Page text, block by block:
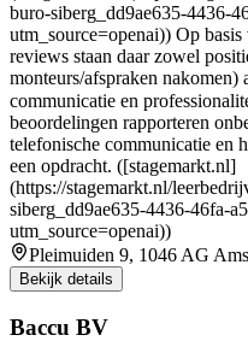
buro-siberg_dd9ae635-4436-
utm_source=openai)) Op
reviews staan daar zowel
monteurs/afspraken
communicatie en
beoordelingen rapporteren
telefonische communicatie en
een opdracht. ([stagemarkt.nl]
(https://stagemarkt.nl/
siberg_dd9ae635-4436-46fa-
utm_source=openai))
Pleimuiden 9, 1046 AG
Bekijk details
Baccu BV